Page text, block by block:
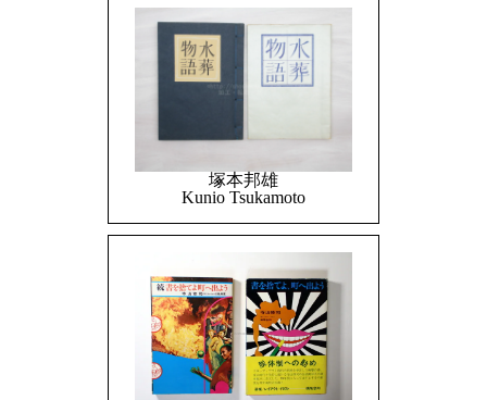
塚本邦雄
Kunio Tsukamoto